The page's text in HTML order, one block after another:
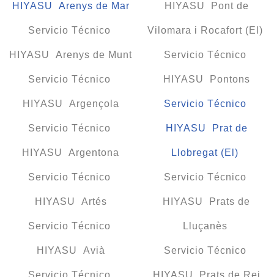
HIYASU Arenys de Mar
Servicio Técnico
HIYASU Arenys de Munt
Servicio Técnico
HIYASU Argençola
Servicio Técnico
HIYASU Argentona
Servicio Técnico
HIYASU Artés
Servicio Técnico
HIYASU Avià
HIYASU Pont de
Vilomara i Rocafort (El)
Servicio Técnico
HIYASU Pontons
Servicio Técnico
HIYASU Prat de
Llobregat (El)
Servicio Técnico
HIYASU Prats de
Lluçanès
Servicio Técnico